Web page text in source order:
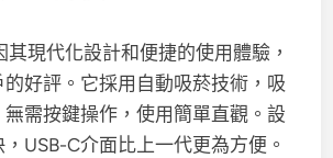
其現代化設計和便捷的使用體驗，
好評。它採用自動吸菸技術，吸
需按鍵操作，使用簡單直觀。設
USB-C介面比上一代更為方便。